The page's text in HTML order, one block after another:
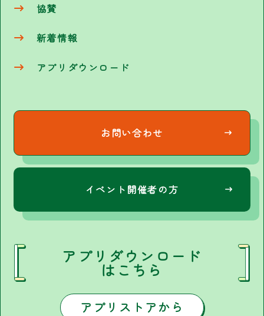
協賛
新着情報
アプリダウンロード
お問い合わせ
イベント開催者の方
アプリダウンロード
はこちら
アプリストアから